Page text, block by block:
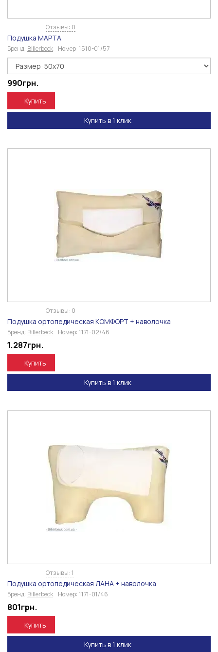
Отзывы: 0
Подушка МАРТА
Бренд: Billerbeck Номер: 1510-01/57
990грн.
Купить
Купить в 1 клик
Отзывы: 0
Подушка ортопедическая КОМФОРТ + наволочка
Бренд: Billerbeck Номер: 1171-02/46
1.287грн.
Купить
Купить в 1 клик
Отзывы: 1
Подушка ортопедическая ЛАНА + наволочка
Бренд: Billerbeck Номер: 1171-01/46
801грн.
Купить
Купить в 1 клик